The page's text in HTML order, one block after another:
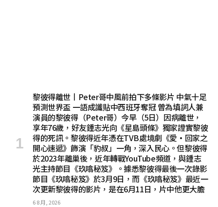
黎彼得離世丨Peter哥中風前拍下多條影片 中氣十足
預測世界盃 一語成讖貼中西班牙奪冠 曾為填詞人兼
演員的黎彼得（Peter哥）今早（5日）因病離世，
享年76歲，好友鍾志光向《星島頭條》獨家證實黎彼
得的死訊。黎彼得近年憑在TVB處境劇《愛·回家之
開心速遞》飾演「豹叔」一角，深入民心。但黎彼得
於2023年離巢後，近年轉戰YouTube頻道，與鍾志
光主持節目《玖噏秘笈》。據悉黎彼得最後一次錄影
節目《玖噏秘笈》於3月9日，而《玖噏秘笈》最近一
次更新黎彼得的影片，是在6月11日，片中他更大膽
6 8 月, 2026